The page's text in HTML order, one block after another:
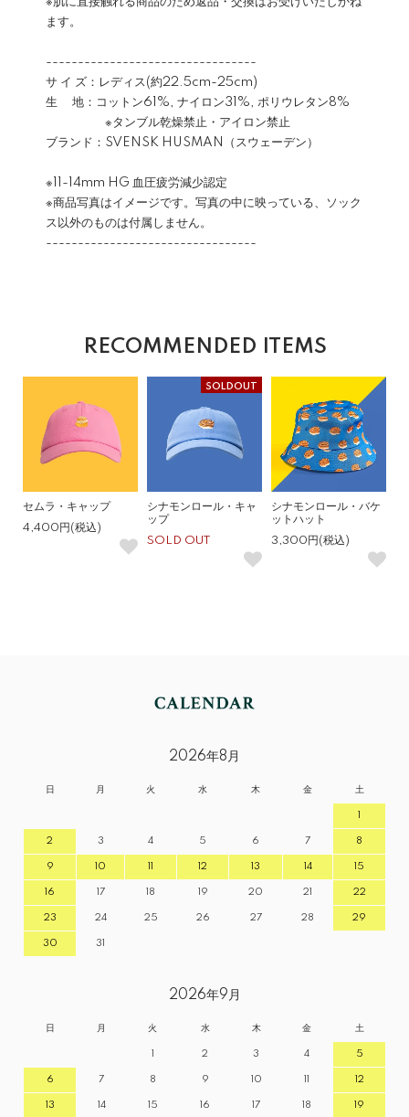
ます。
---------------------------------
サ イ ズ：レディス(約22.5cm-25cm)
生 地：コットン61%, ナイロン31%, ポリウレタン8%
※タンブル乾燥禁止・アイロン禁止
ブランド：SVENSK HUSMAN（スウェーデン）
※11-14mm HG 血圧疲労減少認定
※商品写真はイメージです。写真の中に映っている、ソック
ス以外のものは付属しません。
---------------------------------
RECOMMENDED ITEMS
セムラ・キャップ
4,400円(税込)
SOLDOUT
シナモンロール・キャ
ップ
SOLD OUT
シナモンロール・バケ
ットハット
3,300円(税込)
2026年8月
日 月 火 水 木 金 土
1
2 3 4 5 6 7 8
9 10 11 12 13 14 15
16 17 18 19 20 21 22
23 24 25 26 27 28 29
30 31
2026年9月
日 月 火 水 木 金 土
1 2 3 4 5
6 7 8 9 10 11 12
13 14 15 16 17 18 19